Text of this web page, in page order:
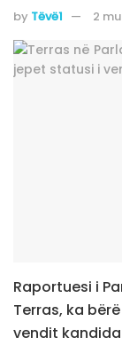
by Tëvë1 2
Raportuesi i
Terras, ka
vendit